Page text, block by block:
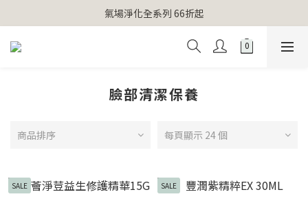
【官網獨家】首次消費 不限金額 即送 香遇熊超人行李吊牌
氣場淨化全系列 66折起
【官網獨家】首次消費 不限金額 即送 香遇熊超人行李吊牌
臉部清潔保養
商品排序 每頁顯示 24 個
SALE SALE